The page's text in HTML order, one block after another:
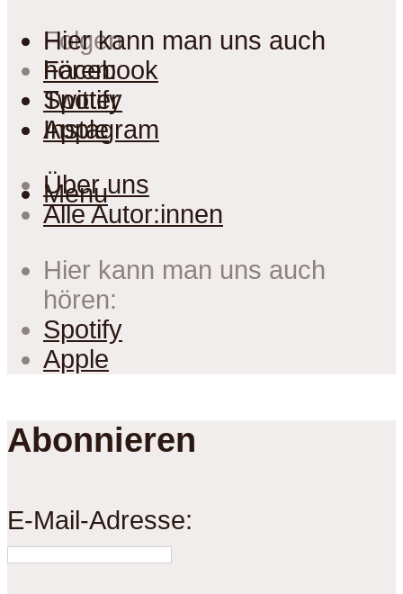
Hier kann man uns auch
hören:
Spotify
Apple
Menu
Folgen
Facebook
Twitter
Instagram
Über uns
Alle Autor:innen
Hier kann man uns auch
hören:
Spotify
Apple
Abonnieren
E-Mail-Adresse: